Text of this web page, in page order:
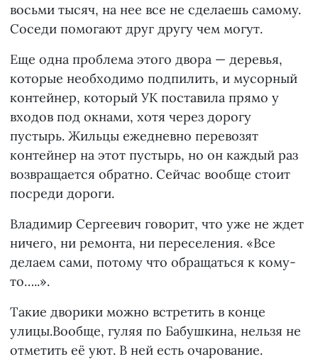
восьми тысяч, на нее все не сделаешь самому.
Соседи помогают друг другу чем могут.
Еще одна проблема этого двора — деревья,
которые необходимо подпилить, и мусорный
контейнер, который УК поставила прямо у
входов под окнами, хотя через дорогу
пустырь. Жильцы ежедневно перевозят
контейнер на этот пустырь, но он каждый раз
возвращается обратно. Сейчас вообще стоит
посреди дороги.
Владимир Сергеевич говорит, что уже не ждет
ничего, ни ремонта, ни переселения. «Все
делаем сами, потому что обращаться к кому-
то…..».
Такие дворики можно встретить в конце
улицы.Вообще, гуляя по Бабушкина, нельзя не
отметить её уют. В ней есть очарование.